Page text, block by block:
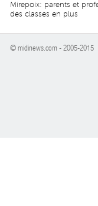
Mirepoix: parents et
des classes en plus
© midinews.com - 2005-2015